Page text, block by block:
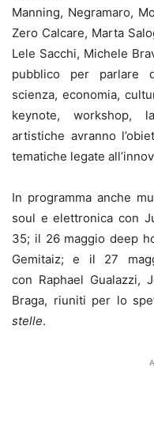
Manning, Negramaro,
Zero Calcare, Marta
Lele Sacchi, Michele
pubblico per parlare
scienza, economia,
keynote, workshop,
artistiche avranno
tematiche legate
In programma anche
soul e elettronica con
35; il 26 maggio deep
Gemitaiz; e il 27
con Raphael Gualazzi,
Braga, riuniti per lo
stelle.